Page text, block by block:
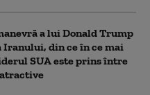
a lui Donald Trump
din ce în ce mai
SUA este prins între